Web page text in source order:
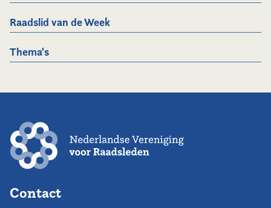
Raadslid van de Week
Thema's
Contact